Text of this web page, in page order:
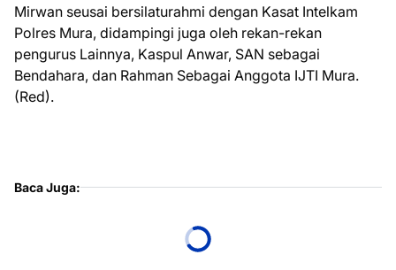
Mirwan seusai bersilaturahmi dengan Kasat Intelkam
Polres Mura, didampingi juga oleh rekan-rekan
pengurus Lainnya, Kaspul Anwar, SAN sebagai
Bendahara, dan Rahman Sebagai Anggota IJTI Mura.
(Red).
Baca Juga: